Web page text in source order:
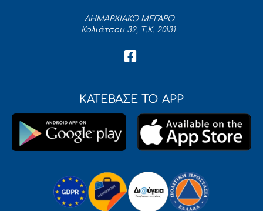
ΔΗΜΑΡΧΙΑΚΟ ΜΕΓΑΡΟ
Κολιάτσου 32, Τ.Κ. 20131
ΚΑΤΕΒΑΣΕ ΤΟ APP